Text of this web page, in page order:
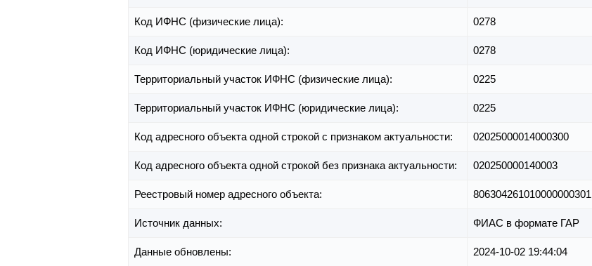
Код ИФНС (физические лица): 0278
Код ИФНС (юридические лица): 0278
Территориальный участок ИФНС (физические лица): 0225
Территориальный участок ИФНС (юридические лица): 0225
Код адресного объекта одной строкой с признаком актуальности: 02025000014000300
Код адресного объекта одной строкой без признака актуальности: 020250000140003
Реестровый номер адресного объекта: 806304261010000000301
Источник данных: ФИАС в формате ГАР
Данные обновлены: 2024-10-02 19:44:04